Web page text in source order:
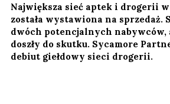
Największa sieć aptek i drogerii
została wystawiona na sprzedaż.
dwóch potencjalnych
doszły do skutku. Sycamore
debiut giełdowy sieci drogerii.